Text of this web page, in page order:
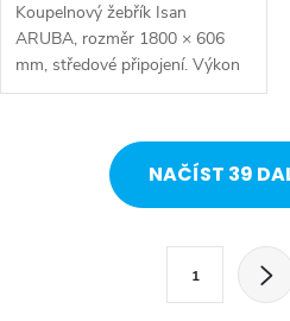
Koupelnový žebřík Isan
ARUBA, rozměr 1800 × 606
mm, středové připojení. Výkon
1064 W.
NAČÍST 39
1